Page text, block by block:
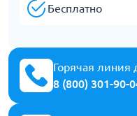
Бесплатно
Горячая линия
8 (800) 301-90-